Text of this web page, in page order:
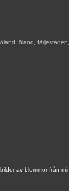
öland öland färjestaden
av blommor från